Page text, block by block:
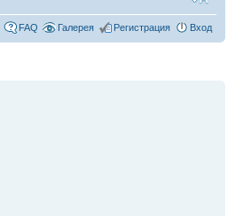
FAQ Галерея Регистрация Вход